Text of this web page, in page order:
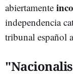
abiertamente
independencia
tribunal español